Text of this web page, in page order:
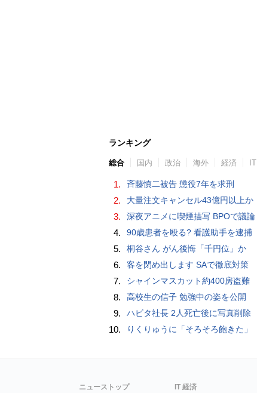
ランキング
総合 国内 政治 海外 経済 IT
1. 斉藤慎二被告 懲役7年を求刑
2. 大量注文キャンセル43億円以上か
3. 深夜アニメに喫煙描写 BPOで議論
4. 90歳患者を殴る? 看護助手を逮捕
5. 桐谷さん がん後悔「千円位」か
6. 客を閉め出します SAで徹底対策
7. シャインマスカット約400房盗難
8. 高校生の信子 勉強中の姿を公開
9. ハビタ社長 2人死亡後に写真削除
10. りくりゅうに「そろそろ飽きた」
ニューストップ IT 経済